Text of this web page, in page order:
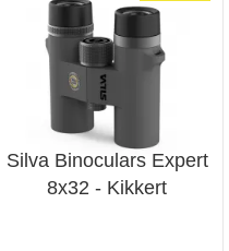
Silva Binoculars Expert
8x32 - Kikkert